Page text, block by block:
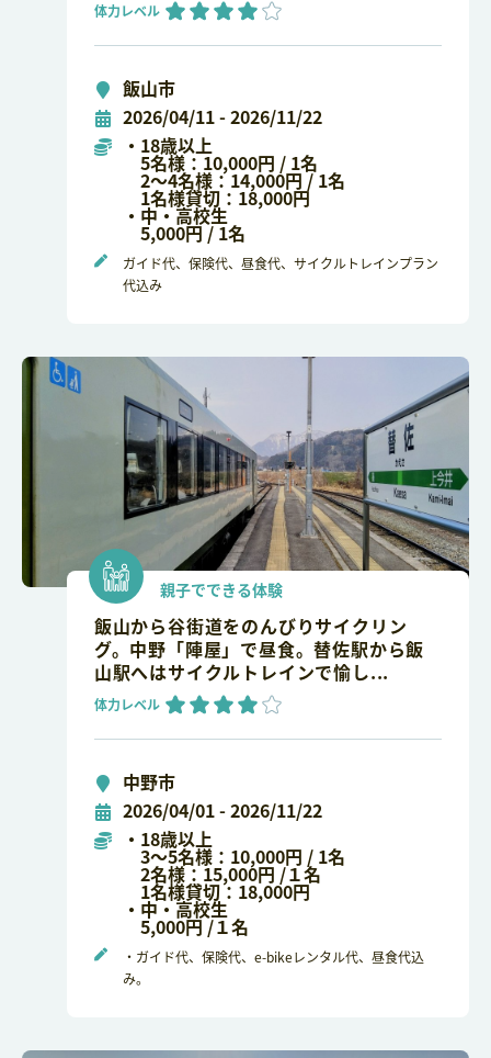
体力レベル
飯山市
2026/04/11 - 2026/11/22
・18歳以上
5名様：10,000円 / 1名
2～4名様：14,000円 / 1名
1名様貸切：18,000円
・中・高校生
5,000円 / 1名
ガイド代、保険代、昼食代、サイクルトレインプラン
代込み
親子でできる体験
飯山から谷街道をのんびりサイクリン
グ。中野「陣屋」で昼食。替佐駅から飯
山駅へはサイクルトレインで愉し...
体力レベル
中野市
2026/04/01 - 2026/11/22
・18歳以上
3～5名様：10,000円 / 1名
2名様：15,000円 /１名
1名様貸切：18,000円
・中・高校生
5,000円 /１名
・ガイド代、保険代、e-bikeレンタル代、昼食代込
み。